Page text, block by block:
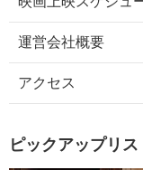
運営会社概要
アクセス
ピックアップリス